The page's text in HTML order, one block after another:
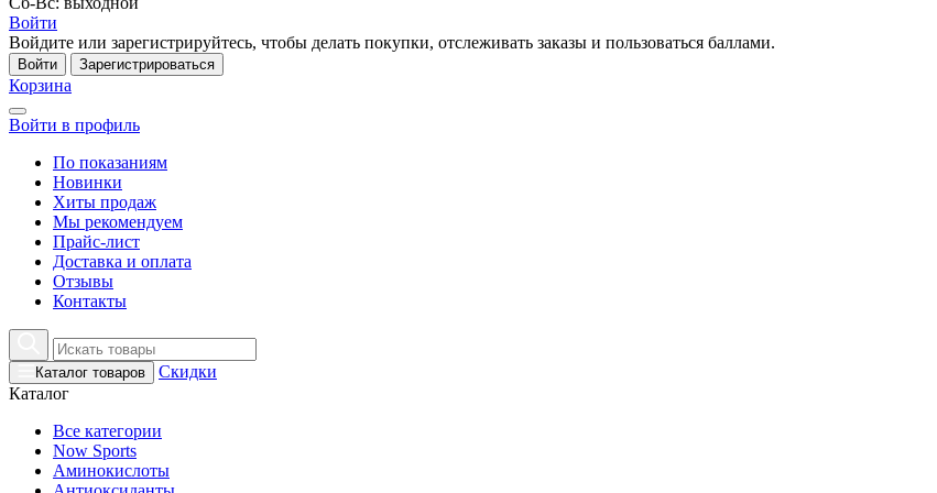
Войти
Войдите или зарегистрируйтесь, чтобы делать покупки, отслеживать заказы и пользоваться баллами.
Войти Зарегистрироваться
Корзина
Войти в профиль
По показаниям
Новинки
Хиты продаж
Мы рекомендуем
Прайс-лист
Доставка и оплата
Отзывы
Контакты
Каталог товаров
Скидки
Каталог
Все категории
Now Sports
Аминокислоты